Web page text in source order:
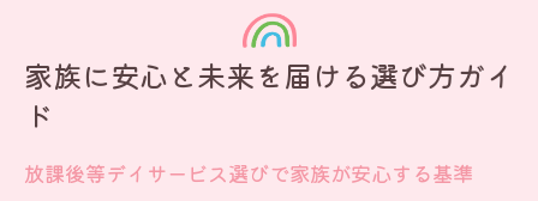
家族に安心と未来を届ける選び方ガイ
ド
放課後等デイサービス選びで家族が安心する基準